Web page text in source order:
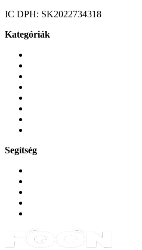
IC DPH: SK2022734318
Kategóriák
Segítség